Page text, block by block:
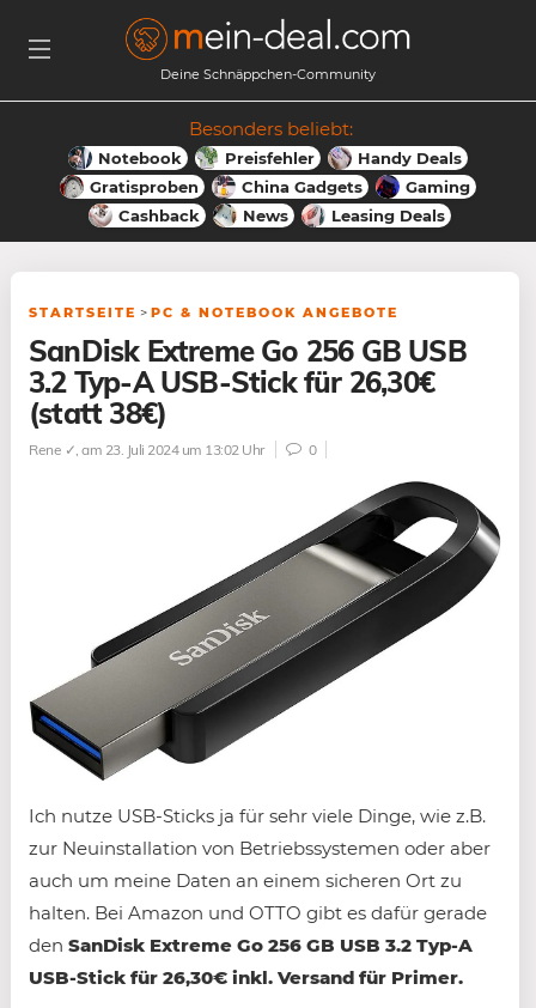
Deine Schnäppchen-Community
Besonders beliebt:
Notebook Preisfehler
Handy Deals
Gratisproben
China Gadgets
Gaming
Cashback
News Leasing Deals
STARTSEITE > PC & NOTEBOOK ANGEBOTE
SanDisk Extreme Go 256 GB USB
3.2 Typ-A USB-Stick für 26,30€
(statt 38€)
Rene ✓, am 23. Juli 2024 um 13:02 Uhr 0
Ich nutze USB-Sticks ja für sehr viele Dinge, wie z.B.
zur Neuinstallation von Betriebssystemen oder aber
auch um meine Daten an einem sicheren Ort zu
halten. Bei Amazon und OTTO gibt es dafür gerade
den SanDisk Extreme Go 256 GB USB 3.2 Typ-A
USB-Stick für 26,30€ inkl. Versand für Primer.